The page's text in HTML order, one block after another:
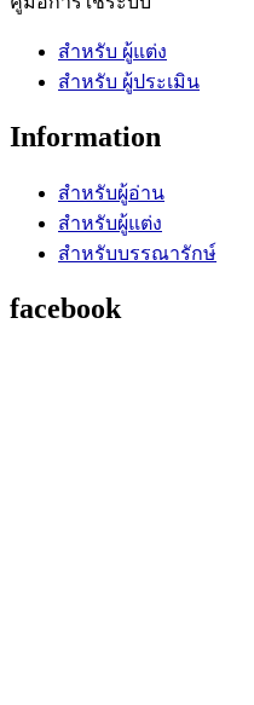
สำหรับ ผู้แต่ง
สำหรับ ผู้ประเมิน
Information
สำหรับผู้อ่าน
สำหรับผู้แต่ง
สำหรับบรรณารักษ์
facebook